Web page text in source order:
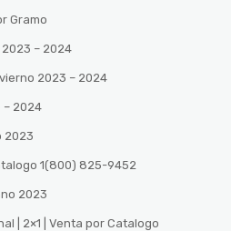
Gramo
2023 – 2024
2023 – 2024
– 2024
2023
1(800) 825-9452
2023
| 2×1 | Venta por Catalogo